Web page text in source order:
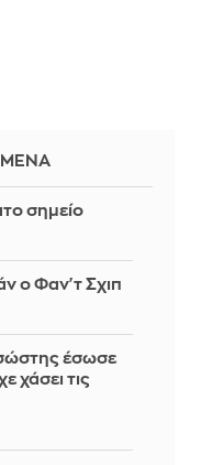
σημείο
ο Φαν'τ Σχιπ
έσωσε
χάσει τις